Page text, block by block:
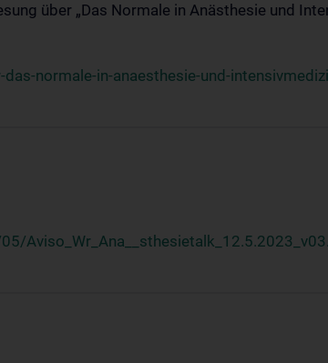
über „Das Normale in Anästhesie und
normale-in-anaesthesie-und-